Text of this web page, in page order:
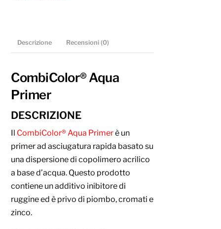
Descrizione Recensioni (0)
CombiColor® Aqua
Primer
DESCRIZIONE
Il CombiColor® Aqua Primerè un
primer ad asciugatura rapida basato su
una dispersione di copolimero acrilico
a base d’acqua. Questo prodotto
contiene un additivo inibitore di
ruggine ed è privo di piombo, cromati e
zinco.